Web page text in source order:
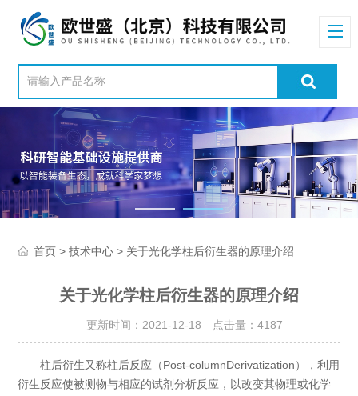
首页 >技术中心 > 关于光化学柱后衍生器的原理介绍
关于光化学柱后衍生器的原理介绍
更新时间：2021-12-18 点击量： 4187
柱后衍生又称柱后反应（Post-columnDerivatization），利用
衍生反应使被测物与相应的试剂分析反应，以改变其物理或化学